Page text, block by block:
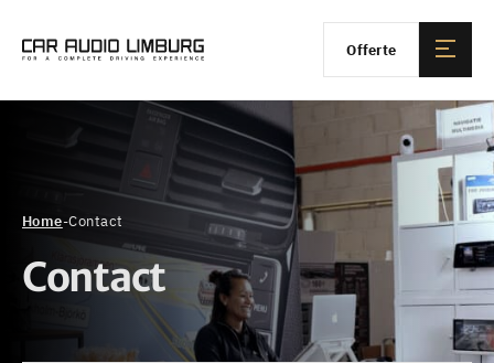
Offerte
Home-Contact
Contact